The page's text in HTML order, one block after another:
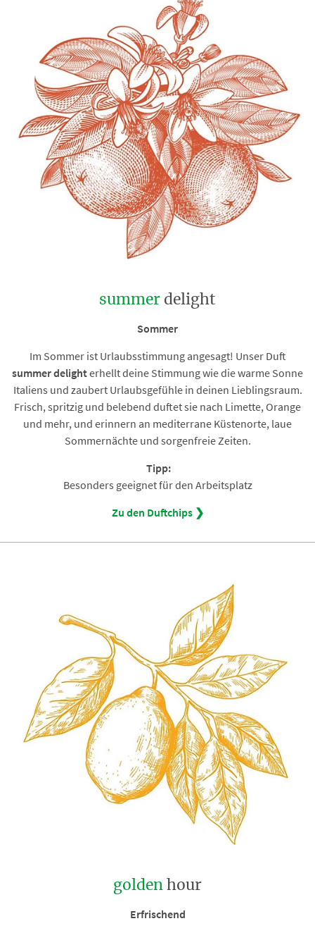
summer delight
Sommer
Im Sommer ist Urlaubsstimmung angesagt! Unser Duft
summer delighterhellt deine Stimmung wie die warme Sonne
Italiens und zaubert Urlaubsgefühle in deinen Lieblingsraum.
Frisch, spritzig und belebend duftet sie nach Limette, Orange
und mehr, und erinnern an mediterrane Küstenorte, laue
Sommernächte und sorgenfreie Zeiten.
Tipp:
Besonders geeignet für den Arbeitsplatz
Zu den Duftchips ❯
golden hour
Erfrischend